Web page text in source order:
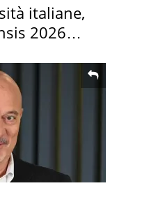
italiane,
2026